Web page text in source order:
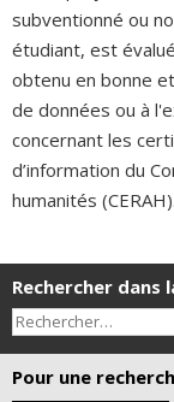
subventionné ou
étudiant, est
obtenu en bonne
de données ou à
concernant les
d’information du
humanités (CERAH).
Rechercher dans
Pour une